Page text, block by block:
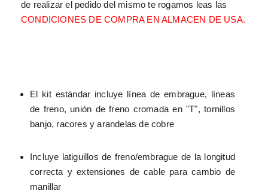
CONDICIONES DE COMPRA EN ALMACEN DE USA.
El kit estándar incluye línea de embrague, líneas
de freno, unión de freno cromada en "T", tornillos
banjo, racores y arandelas de cobre
Incluye latiguillos de freno/embrague de la longitud
correcta y extensiones de cable para cambio de
manillar